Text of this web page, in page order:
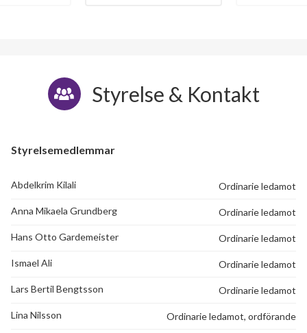
Styrelse & Kontakt
Styrelsemedlemmar
Abdelkrim Kilali Ordinarie ledamot
Anna Mikaela Grundberg Ordinarie ledamot
Hans Otto Gardemeister Ordinarie ledamot
Ismael Ali Ordinarie ledamot
Lars Bertil Bengtsson Ordinarie ledamot
Lina Nilsson Ordinarie ledamot, ordförande